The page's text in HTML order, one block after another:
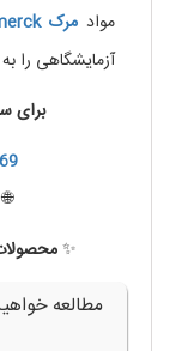
مواد مرک
آزمایشگاهی را
برای
🌐
✨
مطالعه